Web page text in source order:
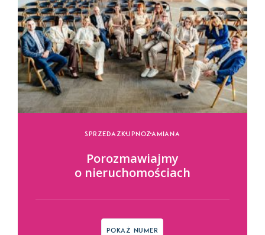
SprzedazKupnoZamiana
Porozmawiajmy
o nieruchomościach
Pokaż numer